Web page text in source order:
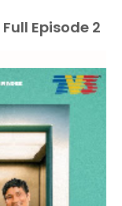
Episode 2